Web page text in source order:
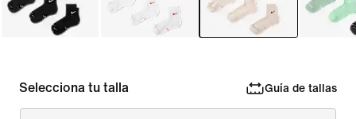
Selecciona tu talla Guía de tallas